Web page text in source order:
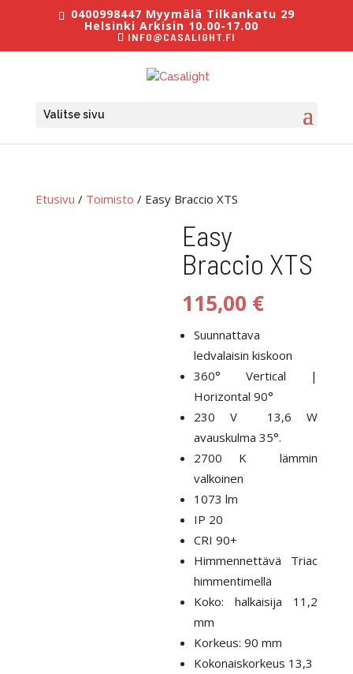
0400998447 Myymälä Tilkankatu 29
Helsinki Arkisin 10.00-17.00
INFO@CASALIGHT.FI
Valitse sivu
Etusivu / Toimisto / Easy Braccio XTS
Easy
Braccio XTS
115,00 €
Suunnattava
ledvalaisin kiskoon
360° Vertical |
Horizontal 90°
230 V 13,6 W
avauskulma 35°.
2700 K lämmin
valkoinen
1073 lm
IP 20
CRI 90+
Himmennettävä Triac
himmentimellä
Koko: halkaisija 11,2
mm
Korkeus: 90 mm
Kokonaiskorkeus 13,3